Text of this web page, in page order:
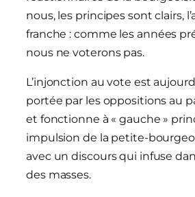
nous, les principes sont clairs,
franche : comme les années
nous ne voterons pas.
L’injonction au vote est
portée par les oppositions au
et fonctionne à « gauche »
impulsion de la petite-
avec un discours qui infuse
des masses.